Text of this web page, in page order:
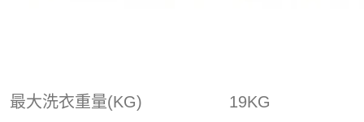
最大洗衣重量(KG) 19KG